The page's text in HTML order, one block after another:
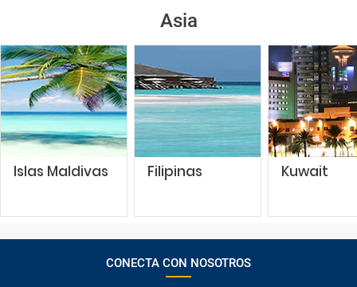
Asia
Islas Maldivas Filipinas Kuwait
CONECTA CON NOSOTROS